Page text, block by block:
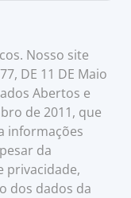
Nosso site
DE 11 DE Maio
Abertos e
de 2011, que
informações
da
privacidade,
dos dados da